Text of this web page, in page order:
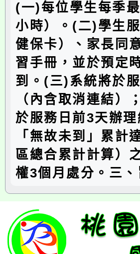
(一)每位學生每季
小時）。(二)學生
健保卡）、家長同
習手冊，並於預定
到。(三)系統將於
（內含取消連結）
於服務日前3天辦
「無故未到」累計
區總合累計計算）
權3個月處分。三